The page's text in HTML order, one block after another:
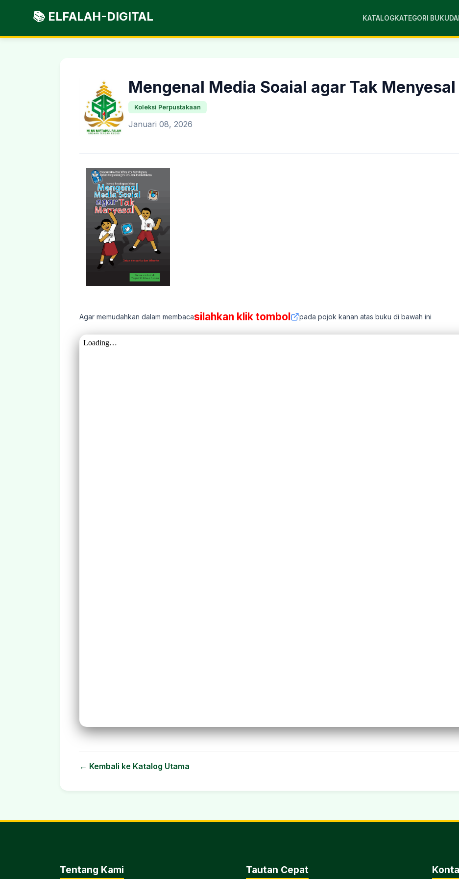
📚 ELFALAH-DIGITAL KATALOGKATEGORI BUKU
Mengenal Media Soaial agar Tak Menyesal
Koleksi Perpustakaan
Januari 08, 2026
Agar memudahkan dalam membacasilahkan klik tombol pada pojok kanan atas buku di bawah ini
← Kembali ke Katalog Utama
Tentang Kami Tautan Cepat